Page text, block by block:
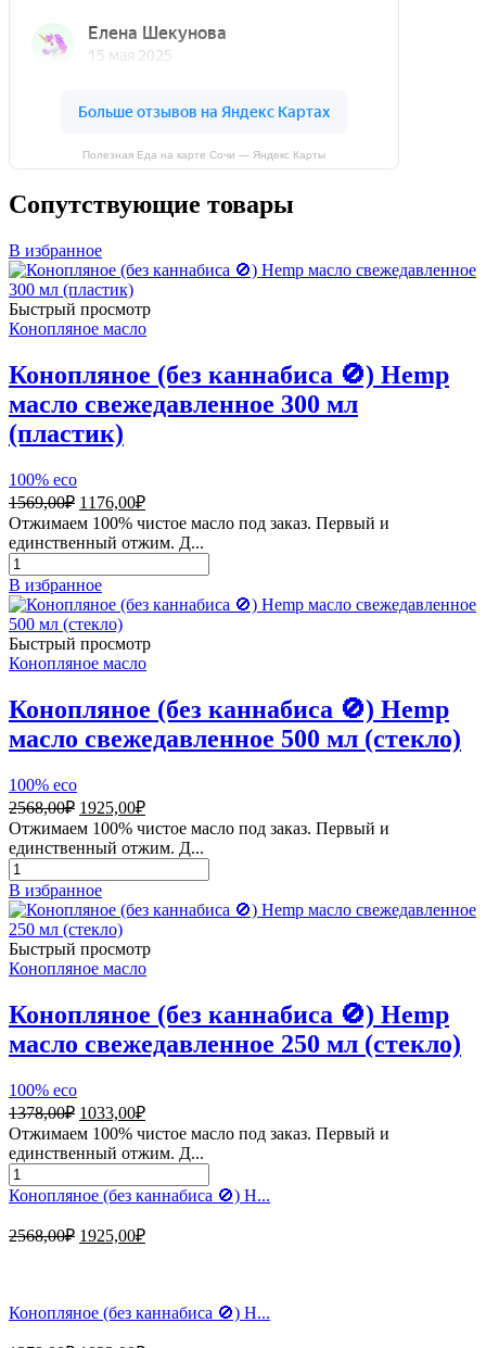
Полезная Еда на карте Сочи — Яндекс Карты
Сопутствующие товары
В избранное
Быстрый просмотр
Конопляное масло
Конопляное (без каннабиса 🚫) Hemp
масло свежедавленное 300 мл
(пластик)
100% eco
1569,00₽ Первоначальная
цена
составляла
1569,00₽.
1176,00₽Текущая
цена:
1176,00₽.
Отжимаем 100% чистое масло под заказ. Первый и
единственный отжим. Д...
Количество
товара
Конопляное
(без
каннабиса
🚫)
масло
свежедавленное
300
мл
(пластик)
В избранное
Быстрый просмотр
Конопляное масло
Конопляное (без каннабиса 🚫) Hemp
масло свежедавленное 500 мл (стекло)
100% eco
2568,00₽ Первоначальная
цена
составляла
2568,00₽.
1925,00₽Текущая
цена:
1925,00₽.
Отжимаем 100% чистое масло под заказ. Первый и
единственный отжим. Д...
Количество
товара
Конопляное
(без
каннабиса
🚫)
масло
свежедавленное
500
мл
(стекло)
В избранное
Быстрый просмотр
Конопляное масло
Конопляное (без каннабиса 🚫) Hemp
масло свежедавленное 250 мл (стекло)
100% eco
1378,00₽ Первоначальная
цена
составляла
1378,00₽.
1033,00₽Текущая
цена:
1033,00₽.
Отжимаем 100% чистое масло под заказ. Первый и
единственный отжим. Д...
Количество
товара
(без
каннабиса
масло
свежедавленное
Конопляное (без каннабиса 🚫) H...
2568,00₽ Первоначальная
1925,00₽Текущая
Конопляное (без каннабиса 🚫) H...